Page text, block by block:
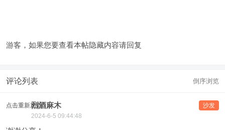
游客，如果您要查看本帖隐藏内容请回复
评论列表 倒序浏览
点击重新加载 沙发
烈酒麻木
2024-6-5 09:44:48